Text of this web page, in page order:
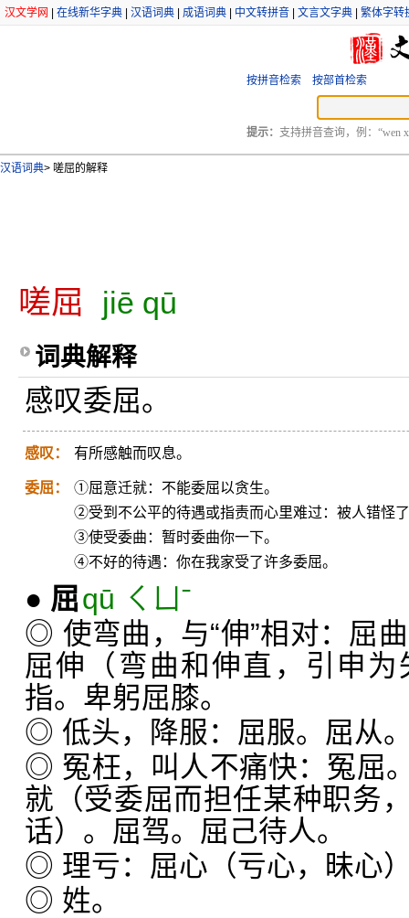
汉文学网 在线新华字典 汉语词典 成语词典 中文转拼音 文言文字典 繁体字转
按拼音检索 按部首检索
提示： 支持拼音查询，例：“wen
汉语词典> 嗟屈的解释
嗟屈 jiē qū
词典解释
感叹委屈。
感叹： 有所感触而叹息。
委屈：
①屈意迁就：不能委屈以贪生。
②受到不公平的待遇或指责而心里难过：被人错怪
③使受委曲：暂时委曲你一下。
④不好的待遇：你在我家受了许多委屈。
● 屈qū ㄑㄩˉ
◎ 使弯曲，与“伸”相对：屈
屈伸（弯曲和伸直，引申
指。卑躬屈膝。
◎ 低头，降服：屈服。屈从
◎ 冤枉，叫人不痛快：冤屈
就（受委屈而担任某种职务
话）。屈驾。屈己待人。
◎ 理亏：屈心（亏心，昧心
◎ 姓。